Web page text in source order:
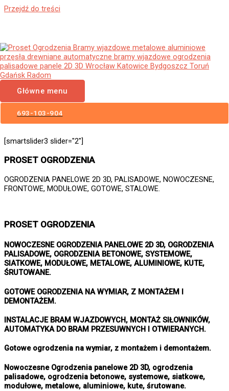
Przejdź do treści
Główne menu
693-103-904
Ogrodzenia Maków Mazowiecki
Bramy Wjazdowe Furtki Płoty
Metalowe Aluminiowe
Nowoczesne Panelowe
Palisadowe Stalowe Frontowe
[smartslider3 slider="2"]
PROSET OGRODZENIA
OGRODZENIA PANELOWE 2D 3D, PALISADOWE, NOWOCZESNE,
FRONTOWE, MODUŁOWE, GOTOWE, STALOWE.
PROSET OGRODZENIA
NOWOCZESNE OGRODZENIA PANELOWE 2D 3D, OGRODZENIA
PALISADOWE, OGRODZENIA BETONOWE, SYSTEMOWE,
SIATKOWE, MODUŁOWE, METALOWE, ALUMINIOWE, KUTE,
ŚRUTOWANE.
GOTOWE OGRODZENIA NA WYMIAR, Z MONTAŻEM I
DEMONTAŻEM.
INSTALACJE BRAM WJAZDOWYCH, MONTAŻ SIŁOWNIKÓW,
AUTOMATYKA DO BRAM PRZESUWNYCH I OTWIERANYCH.
Gotowe ogrodzenia na wymiar, z montażem i demontażem.
Nowoczesne Ogrodzenia panelowe 2D 3D, ogrodzenia
palisadowe, ogrodzenia betonowe, systemowe, siatkowe,
modułowe, metalowe, aluminiowe, kute, śrutowane.